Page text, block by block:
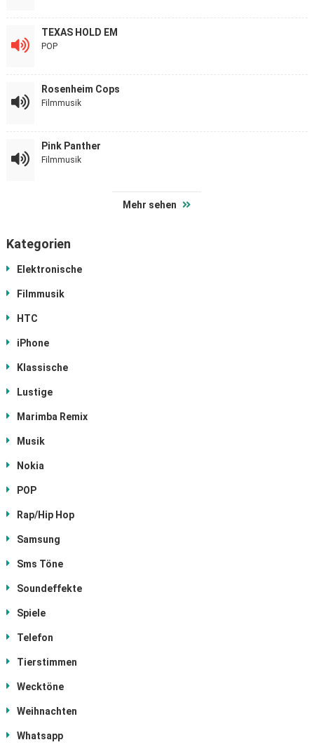
TEXAS HOLD EM
POP
Rosenheim Cops
Filmmusik
Pink Panther
Filmmusik
Mehr sehen
Kategorien
Elektronische
Filmmusik
HTC
iPhone
Klassische
Lustige
Marimba Remix
Musik
Nokia
POP
Rap/Hip Hop
Samsung
Sms Töne
Soundeffekte
Spiele
Telefon
Tierstimmen
Wecktöne
Weihnachten
Whatsapp